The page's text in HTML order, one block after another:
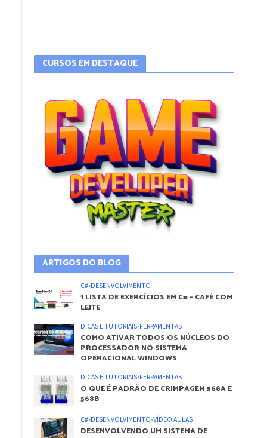
CURSOS EM DESTAQUE
ARTIGOS DO BLOG
C#•DESENVOLVIMENTO
1 LISTA DE EXERCÍCIOS EM C# – CAFÉ COM
LEITE
DICAS E TUTORIAIS•FERRAMENTAS
COMO ATIVAR TODOS OS NÚCLEOS DO
PROCESSADOR NO SISTEMA
OPERACIONAL WINDOWS
DICAS E TUTORIAIS•FERRAMENTAS
O QUE É PADRÃO DE CRIMPAGEM 568A E
568B
C#•DESENVOLVIMENTO•VÍDEO AULAS
DESENVOLVENDO UM SISTEMA DE